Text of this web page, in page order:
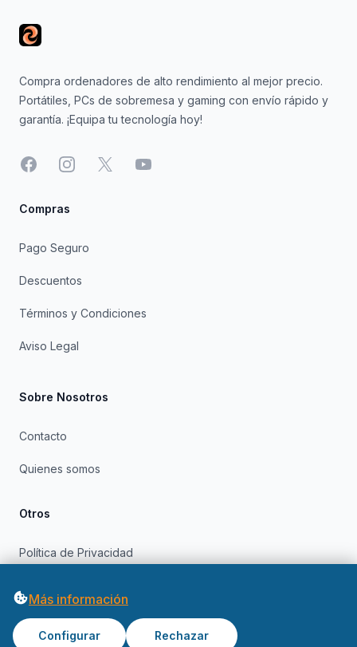
Compra ordenadores de alto rendimiento al mejor precio.
Portátiles, PCs de sobremesa y gaming con envío rápido y
garantía. ¡Equipa tu tecnología hoy!
FacebookInstagram
X YouTube
Compras
Pago Seguro
Descuentos
Términos y Condiciones
Aviso Legal
Sobre Nosotros
Contacto
Quienes somos
Otros
Política de Privacidad
Más información
Configurar Rechazar